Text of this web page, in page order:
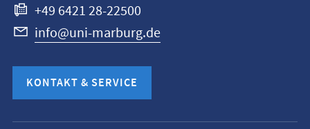
+49 6421 28-22500
info@uni-marburg.de
KONTAKT & SERVICE